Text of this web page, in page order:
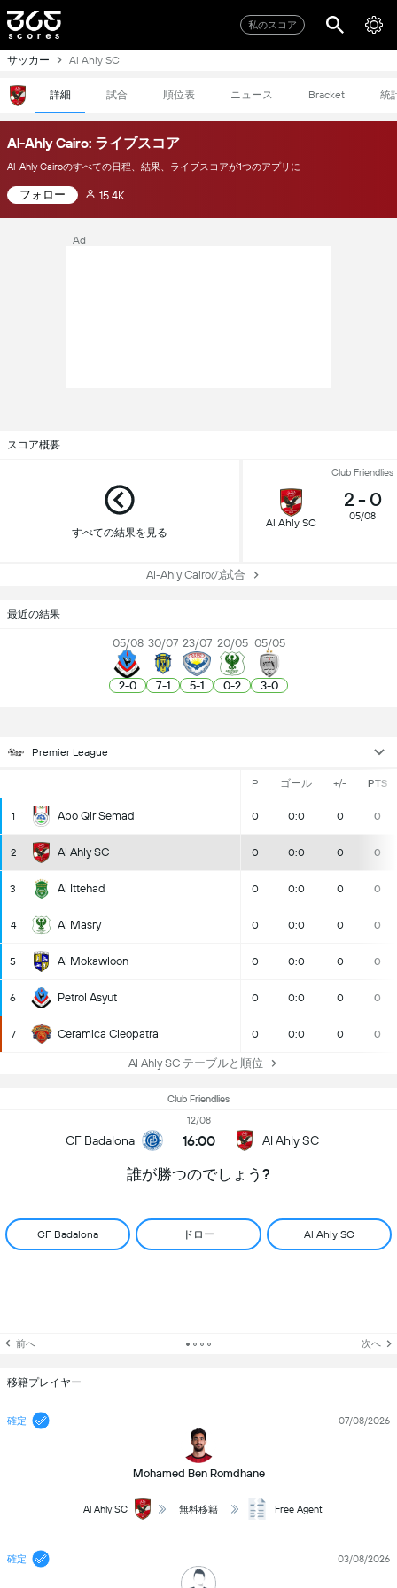
私のスコア
サッカー Al Ahly SC
詳細 試合 順位表 ニュース Bracket 統
Al-Ahly Cairo: ライブスコア
Al-Ahly Cairoのすべての日程、結果、ライブスコアが1つのアプリに
フォロー 15.4K
Ad
スコア概要
すべての結果を見る
Club Friendlies
Al Ahly SC
2 - 0
05/08
Al-Ahly Cairoの試合
最近の結果
05/08
2-0
30/07
7-1
23/07
5-1
20/05
0-2
05/05
3-0
Premier League
P ゴール +/- PTS
1 Abo Qir Semad 0 0:0 0 0
2 Al Ahly SC 0 0:0 0 0
3 Al Ittehad 0 0:0 0 0
4 Al Masry 0 0:0 0 0
5 Al Mokawloon 0 0:0 0 0
6 Petrol Asyut 0 0:0 0 0
7 Ceramica Cleopatra 0 0:0 0 0
Al Ahly SC テーブルと順位
Club Friendlies
CF Badalona
12/08
16:00 Al Ahly SC
誰が勝つのでしょう?
CF Badalona ドロー Al Ahly SC
前へ 次へ
移籍プレイヤー
確定
Mohamed Ben Romdhane
07/08/2026
Al Ahly SC 無料移籍 Free Agent
確定 03/08/2026